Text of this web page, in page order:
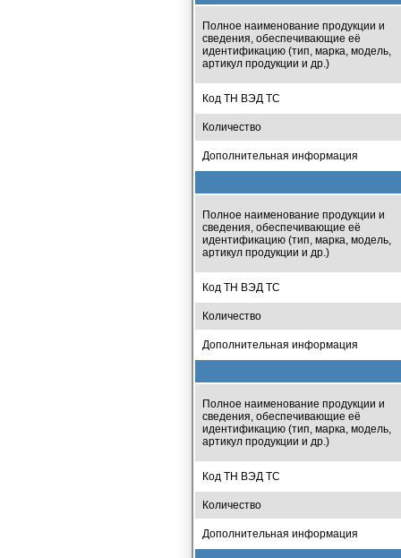
Полное наименование продукции и
сведения, обеспечивающие её
идентификацию (тип, марка, модель,
артикул продукции и др.)
Код ТН ВЭД ТС
Количество
Дополнительная информация
Полное наименование продукции и
сведения, обеспечивающие её
идентификацию (тип, марка, модель,
артикул продукции и др.)
Код ТН ВЭД ТС
Количество
Дополнительная информация
Полное наименование продукции и
сведения, обеспечивающие её
идентификацию (тип, марка, модель,
артикул продукции и др.)
Код ТН ВЭД ТС
Количество
Дополнительная информация